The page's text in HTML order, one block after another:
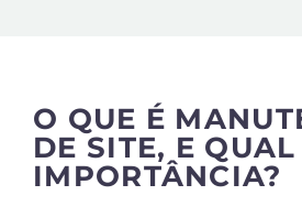
O QUE É
DE SITE, E
IMPORTÂNCIA?